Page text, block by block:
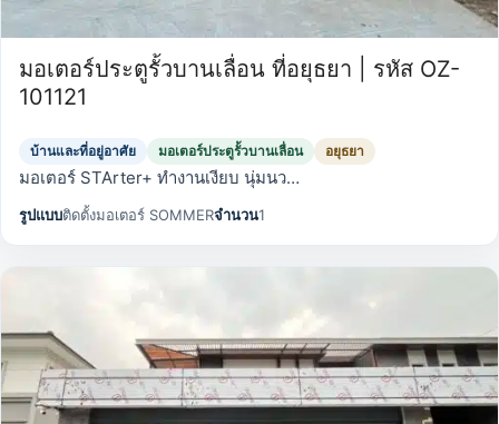
มอเตอร์ประตูรั้วบานเลื่อน ที่อยุธยา | รหัส OZ-
101121
บ้านและที่อยู่อาศัย มอเตอร์ประตูรั้วบานเลื่อน อยุธยา
มอเตอร์ STArter+ ทำงานเงียบ นุ่มนว…
รูปแบบติดตั้งมอเตอร์ SOMMERจำนวน1